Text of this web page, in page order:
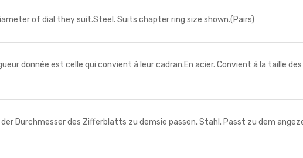
of dial they suit.Steel. Suits chapter ring size shown.(Pairs)
donnée est celle qui convient á leur cadran.En acier. Convient á la taille
der Durchmesser des Zifferblatts zu demsie passen. Stahl. Passt zu dem